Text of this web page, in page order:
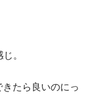
。
たら良いのにっ